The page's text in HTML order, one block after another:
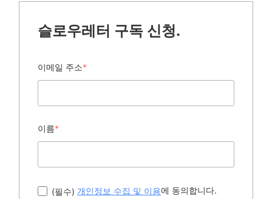
슬로우레터 구독 신청.
이메일 주소*
이름*
(필수) 개인정보 수집 및 이용에 동의합니다.